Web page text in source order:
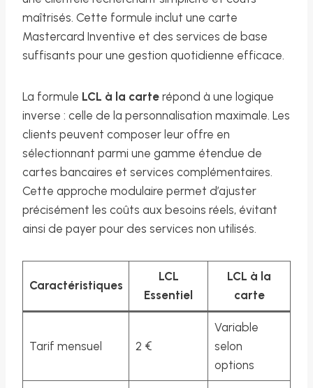
maîtrisés. Cette formule inclut une carte
Mastercard Inventive et des services de base
suffisants pour une gestion quotidienne efficace.
La formule LCL à la carte répond à une logique
inverse : celle de la personnalisation maximale. Les
clients peuvent composer leur offre en
sélectionnant parmi une gamme étendue de
cartes bancaires et services complémentaires.
Cette approche modulaire permet d’ajuster
précisément les coûts aux besoins réels, évitant
ainsi de payer pour des services non utilisés.
Caractéristiques
LCL
Essentiel
LCL à la
carte
Tarif mensuel 2 €
Variable
selon
options